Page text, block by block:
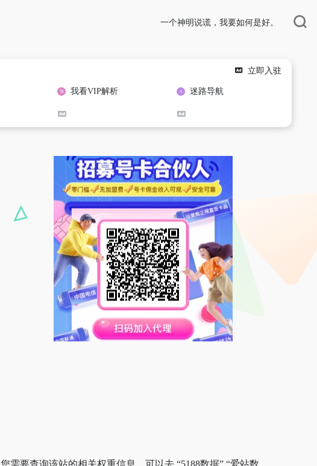
一个神明说谎，我要如何是好。
立即入驻
我看VIP解析 迷路导航
需要查询该站的相关权重信息，可以去 “5188数据” “爱站数